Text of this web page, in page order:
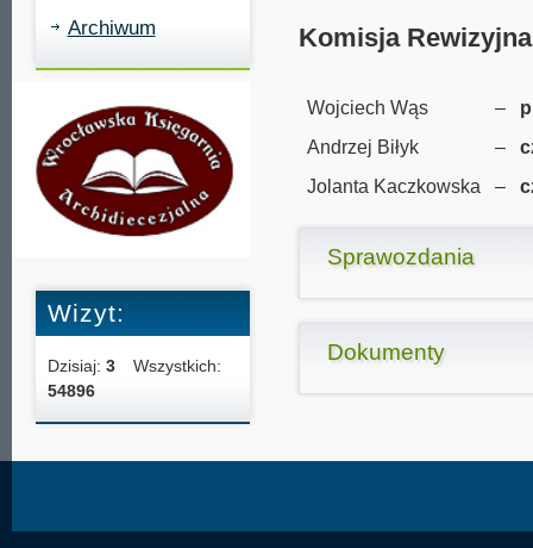
Archiwum
Wizyt:
Dzisiaj: 3
Wszystkich:
54896
Komisja
Wojciech Wąs –
Andrzej Biłyk
–
Jolanta Kaczkowska
–
Sprawozdania
Dokumenty